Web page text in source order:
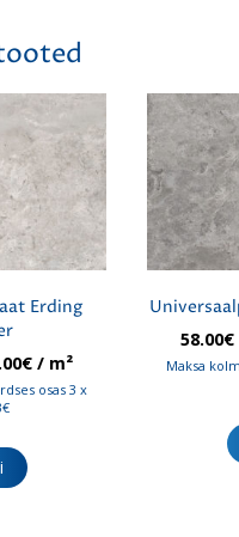
Erding
€Hinnavahemik:
46.00€
/ m²
osas 3 x
tootel
58.00€
Maksa